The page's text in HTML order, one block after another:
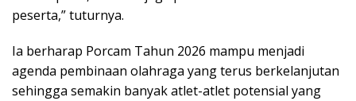
peserta,” tuturnya.
Ia berharap Porcam Tahun 2026 mampu menjadi
agenda pembinaan olahraga yang terus berkelanjutan
sehingga semakin banyak atlet-atlet potensial yang